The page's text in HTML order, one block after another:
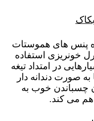
پنس های هموستات
خونریزی استفاده
در امتداد تیغه
صورت دندانه دار
چسباندن خوب به
می کند.